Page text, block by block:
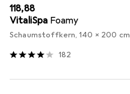
EUR
118,88
VitaliSpa Foamy
Schaumstoffkern, 140 x 200 cm
182